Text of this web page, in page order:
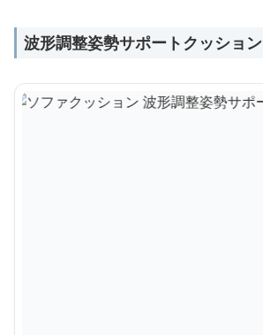
波形調整姿勢サポートクッション